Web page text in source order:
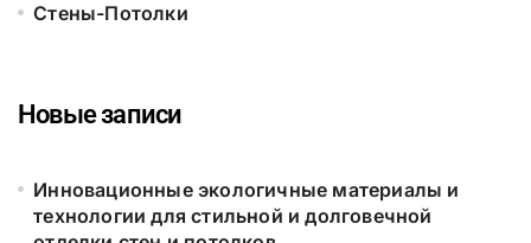
Стены-Потолки
Новые записи
Инновационные экологичные материалы и
технологии для стильной и долговечной